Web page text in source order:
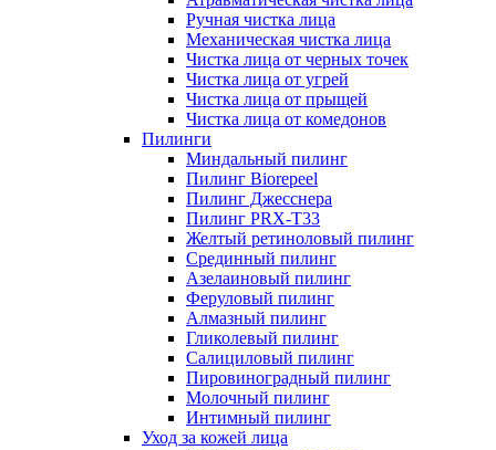
Ручная чистка лица
Механическая чистка лица
Чистка лица от черных точек
Чистка лица от угрей
Чистка лица от прыщей
Чистка лица от комедонов
Пилинги
Миндальный пилинг
Пилинг Biorepeel
Пилинг Джесснера
Пилинг PRX-T33
Желтый ретиноловый пилинг
Срединный пилинг
Азелаиновый пилинг
Феруловый пилинг
Алмазный пилинг
Гликолевый пилинг
Салициловый пилинг
Пировиноградный пилинг
Молочный пилинг
Интимный пилинг
Уход за кожей лица